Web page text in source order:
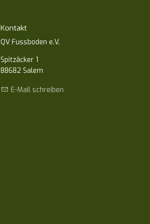
Kontakt
QV Fussboden e.V.
Spitzäcker 1
88682 Salem
E-Mail schreiben